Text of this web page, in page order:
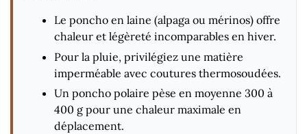
Le poncho en laine (alpaga ou mérinos) offre
chaleur et légèreté incomparables en hiver.
Pour la pluie, privilégiez une matière
imperméable avec coutures thermosoudées.
Un poncho polaire pèse en moyenne 300 à
400 g pour une chaleur maximale en
déplacement.